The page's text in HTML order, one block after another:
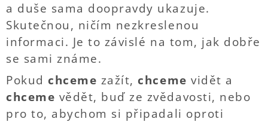
a duše sama doopravdy ukazuje.
Skutečnou, ničím nezkreslenou
informaci. Je to závislé na tom, jak dobře
se sami známe.
Pokud chceme zažít, chceme vidět a
chceme vědět, buď ze zvědavosti, nebo
pro to, abychom si připadali oproti